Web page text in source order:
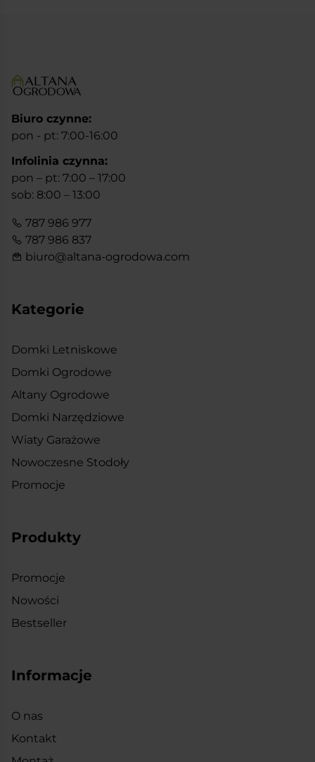
Biuro czynne:
pon - pt: 7:00-16:00
Infolinia czynna:
pon – pt: 7:00 – 17:00
sob: 8:00 – 13:00
787 986 977
787 986 837
biuro@altana-ogrodowa.com
Kategorie
Domki Letniskowe
Domki Ogrodowe
Altany Ogrodowe
Domki Narzędziowe
Wiaty Garażowe
Nowoczesne Stodoły
Promocje
Produkty
Promocje
Nowości
Bestseller
Informacje
O nas
Kontakt